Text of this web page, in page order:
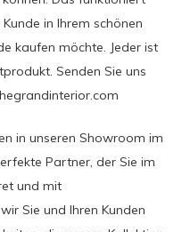
in Ihrem schönen
kaufen möchte. Jeder ist
Senden Sie uns
in unseren Showroom im
Partner, der Sie im
und mit
Sie und Ihren Kunden